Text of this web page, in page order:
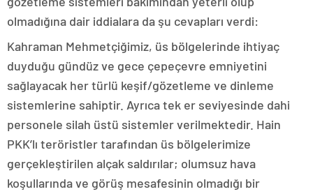
olmadığına dair iddialara da şu cevapları verdi:
Kahraman Mehmetçiğimiz, üs bölgelerinde ihtiyaç
duyduğu gündüz ve gece çepeçevre emniyetini
sağlayacak her türlü keşif/gözetleme ve dinleme
sistemlerine sahiptir. Ayrıca tek er seviyesinde dahi
personele silah üstü sistemler verilmektedir. Hain
PKK’lı teröristler tarafından üs bölgelerimize
gerçekleştirilen alçak saldırılar; olumsuz hava
koşullarında ve görüş mesafesinin olmadığı bir